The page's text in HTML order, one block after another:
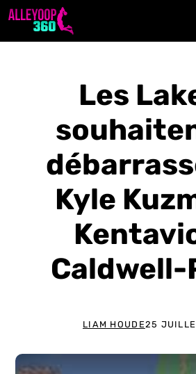
Aller
Les
Kyle
Caldwell-
LIAM HOUDE25